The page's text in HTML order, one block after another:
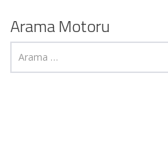
Arama Motoru